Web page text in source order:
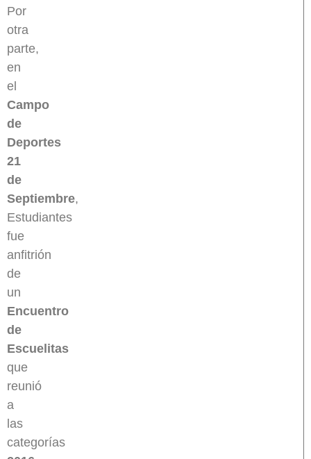
Por
otra
parte,
en
el
Campo
de
Deportes
21
de
Septiembre,
Estudiantes
fue
anfitrión
de
un
Encuentro
de
Escuelitas
que
reunió
a
las
categorías